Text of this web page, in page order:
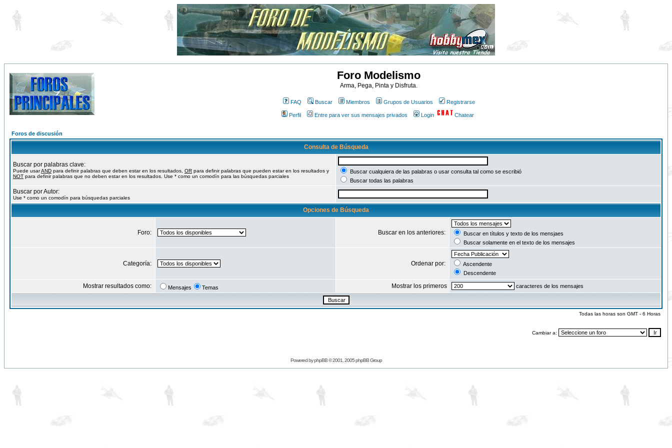
Foro Modelismo
Arma, Pega, Pinta y Disfruta.
FAQ Buscar Miembros Grupos de Usuarios Registrarse
Perfil Entre para ver sus mensajes privados Login Chatear
Foros de discusión
Consulta de Búsqueda
Buscar por palabras clave:
Puede usarAND para definir palabras que deben estar en los resultados, OR para definir palabras que pueden estar en los resultados y
NOT para definir palabras que no deben estar en los resultados. Use * como un comodín para las búsquedas parciales
Buscar cualquiera de las palabras o usar consulta tal como se escribió
Buscar todas las palabras
Buscar por Autor:
Use * como un comodín para búsquedas parciales
Opciones de Búsqueda
Foro: Buscar en los anteriores:
Buscar en títulos y texto de los mensjaes
Buscar solamente en el texto de los mensajes
Categoría: Ordenar por:
Ascendente
Descendente
Mostrar resultados como: Mensajes Temas Mostrar los primeros caracteres de los mensajes
Todas las horas son GMT - 6 Horas
Cambiar a:
Powered byphpBB© 2001, 2005 phpBB Group